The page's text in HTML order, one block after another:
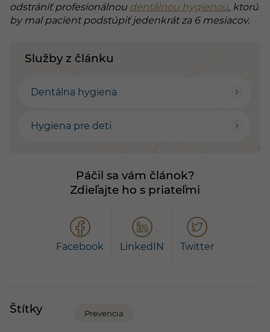
odstrániť profesionálnou dentálnou hygienou, ktorú
by mal pacient podstúpiť jedenkrát za 6 mesiacov.
Služby z článku
Dentálna hygiena
Hygiena pre deti
Páčil sa vám článok?
Zdieľajte ho s priateľmi
Facebook LinkedIN Twitter
Štítky Prevencia